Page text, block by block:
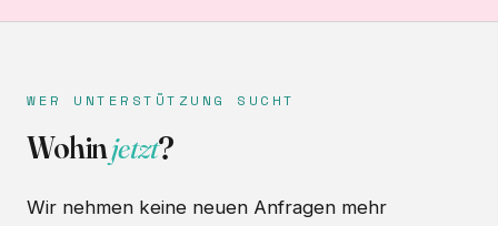
WER UNTERSTÜTZUNG SUCHT
Wohinjetzt?
Wir nehmen keine neuen Anfragen mehr